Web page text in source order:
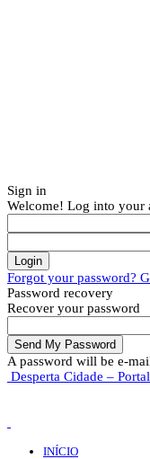
Sign in
Welcome! Log into your
Forgot your password?
Password recovery
Recover your password
A password will be e-
Desperta Cidade –
INÍCIO